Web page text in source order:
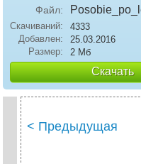
Файл:
Скачиваний:
4333
Добавлен:
25.03.2016
Размер:
2 Мб
Скачать
< Предыдущая